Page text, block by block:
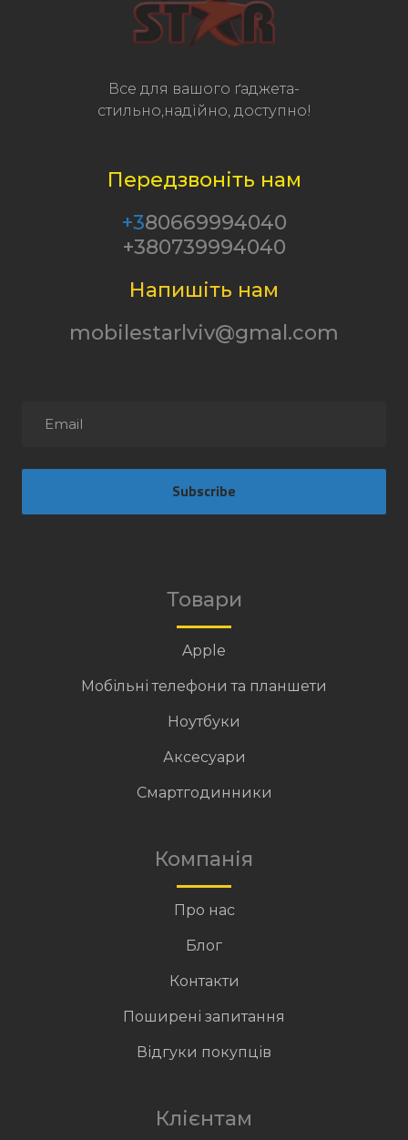
Все для вашого ґаджета-
стильно,надійно, доступно!
Передзвоніть нам
+380669994040
+380739994040
Напишіть нам
mobilestarlviv@gmal.com
Subscribe
Товари
Apple
Мобільні телефони та планшети
Ноутбуки
Аксесуари
Смартгодинники
Компанія
Про нас
Блог
Контакти
Поширені запитання
Відгуки покупців
Клієнтам